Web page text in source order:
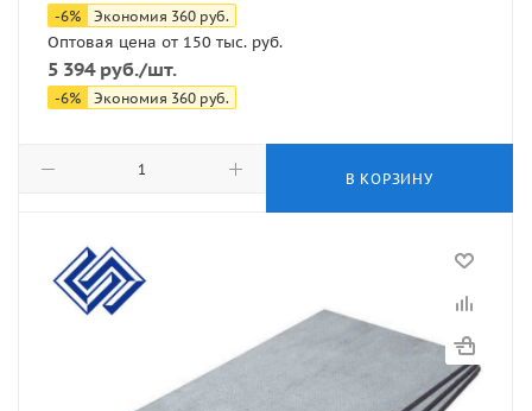
-6% Экономия 360 руб.
Оптовая цена от 150 тыс. руб.
5 394руб./шт.
-6% Экономия 360 руб.
В КОРЗИНУ